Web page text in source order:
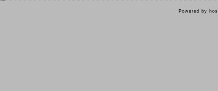
Powered by